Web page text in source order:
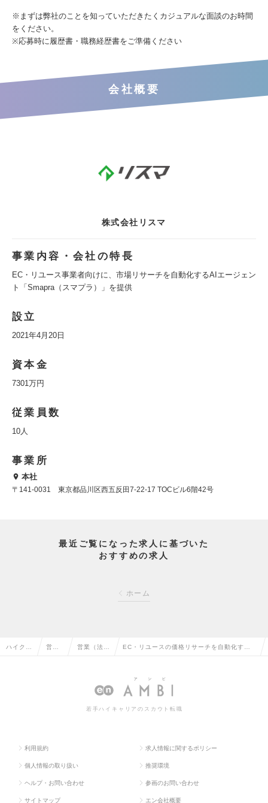
※まずは弊社のことを知っていただきたくカジュアルな面談のお時間
をください。
※応募時に履歴書・職務経歴書をご準備ください
会社概要
株式会社リスマ
事業内容・会社の特長
EC・リユース事業者向けに、市場リサーチを自動化するAIエージェン
ト「Smapra（スマプラ）」を提供
設立
2021年4月20日
資本金
7301万円
従業員数
10人
事業所
本社
〒141-0031 東京都品川区西五反田7-22-17 TOCビル6階42号
最近ご覧になった求人に基づいた
おすすめの求人
ホーム
ハイクラ 営業 営業（法人 EC・リユースの価格リサーチを自動化するA
求人情報
若手ハイキャリアのスカウト転職
利用規約 求人情報に関するポリシー
個人情報の取り扱い 推奨環境
ヘルプ・お問い合わせ 参画のお問い合わせ
サイトマップ エン会社概要